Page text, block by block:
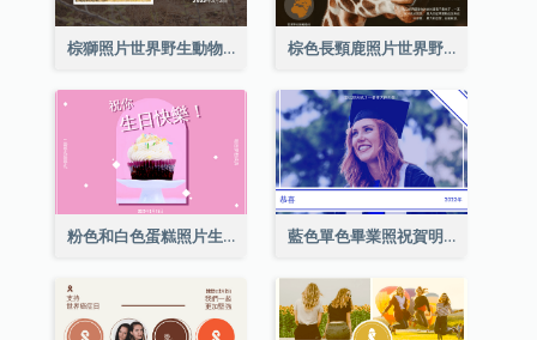
棕獅照片世界野生動物日明信片 棕色長頸鹿照片世界野生動物日明信片
粉色和白色蛋糕照片生日明信片 藍色單色畢業照祝賀明信片